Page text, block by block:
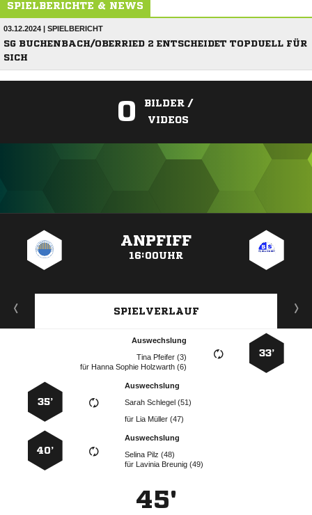
SPIELBERICHTE & NEWS
03.12.2024 | SPIELBERICHT
SG BUCHENBACH/OBERRIED 2 ENTSCHEIDET TOPDUELL FÜR
SICH
0
BILDER /
VIDEOS
ANPFIFF
16:00UHR
SPIELVERLAUF
33’
Auswechslung
  
für    
Auswechslung
  
für   
35’
Auswechslung
  
für   
40’
45'